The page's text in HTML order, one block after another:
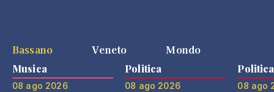
Bassano Veneto Mondo
Musica
08 ago 2026
Politica
08 ago 2026
Politica
08 ago